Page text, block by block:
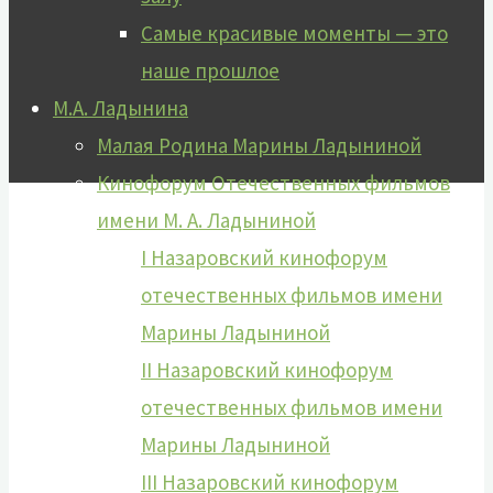
Самые красивые моменты — это
наше прошлое
М.А. Ладынина
Малая Родина Марины Ладыниной
Кинофорум Отечественных фильмов
имени М. А. Ладыниной
I Назаровский кинофорум
отечественных фильмов имени
Марины Ладыниной
II Назаровский кинофорум
отечественных фильмов имени
Марины Ладыниной
III Назаровский кинофорум